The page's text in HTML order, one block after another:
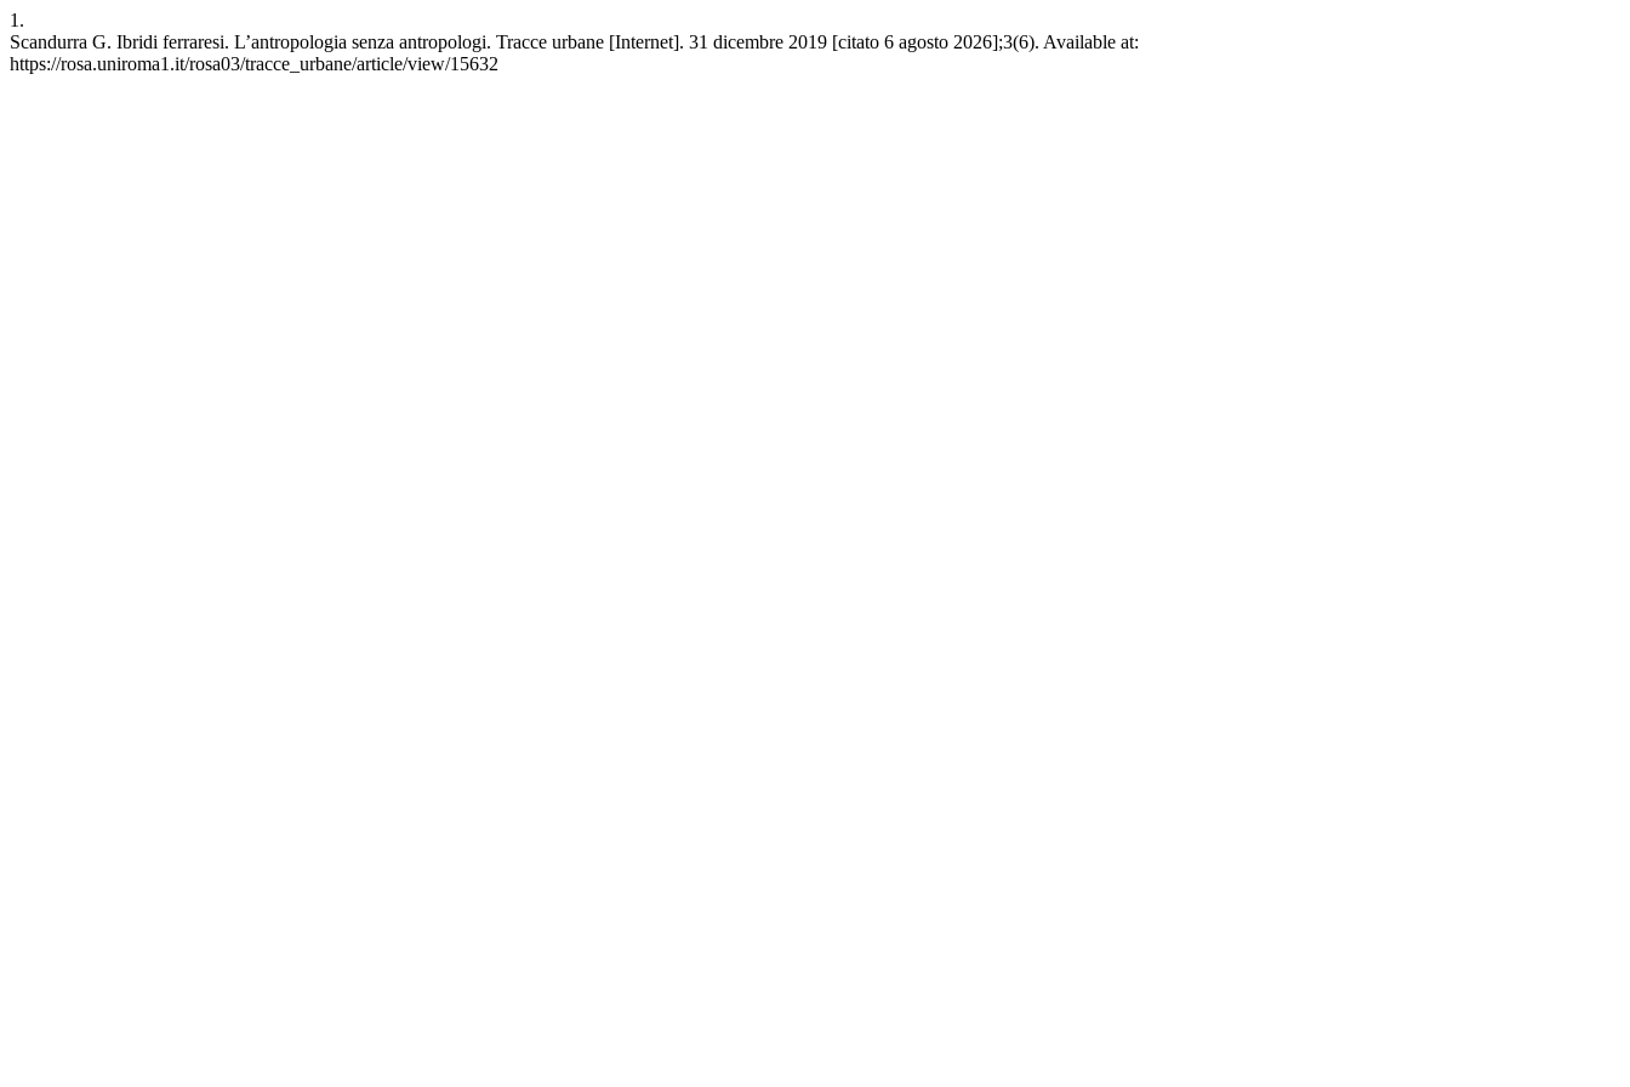
1.
Scandurra G. Ibridi ferraresi. L’antropologia senza antropologi. Tracce urbane [Internet]. 31 dicembre 2019 [citato 6 agosto 2026];3(6). Available at:
https://rosa.uniroma1.it/rosa03/tracce_urbane/article/view/15632